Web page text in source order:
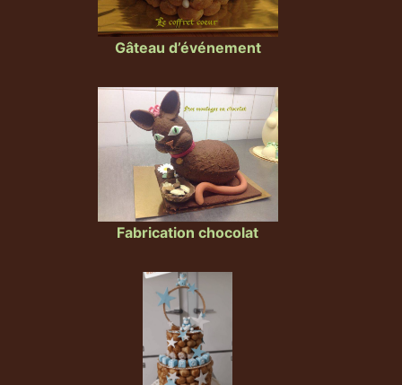
Gâteau d’événement
Fabrication chocolat